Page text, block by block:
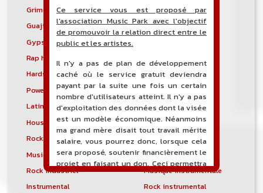
Grime
Groove metal
Guajira
Guaracha
Gypsy punk
Rap hardcore
Industrial hardcore
Hardstep
Hardstyle
Power noise
Heavenly voices
Latin metal
Musique hindoustanie
House progressive
Tropical house
Rock indépendant
Indietronica
Musique industrielle
Metal industriel
Rock industriel
Musique instrumentale
Instrumental
Rock instrumental
Ce service vous est proposé par
l'association Music Park avec l'objectif
de promouvoir la relation direct entre le
public et les artistes.
Il n'y a pas de plan de développement
caché où le service gratuit deviendra
payant par la suite une fois un certain
nombre d'utilisateurs atteint. Il n'y a pas
d'exploitation des données dont la visée
est un modèle économique. Néanmoins
ma grand mère disait tout travail mérite
salaire, vous pourrez donc, lorsque cela
sera proposé, soutenir financièrement le
projet en faisant un don. Ceci permettra
de financer l'hébergement, le nom de
domaine, les heures de maintenance et